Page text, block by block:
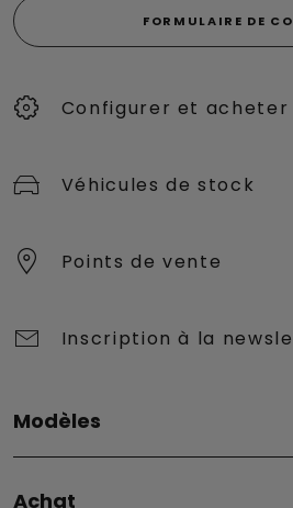
FORMULAIRE DE
Configurer et acheter
Véhicules de stock
Points de vente
Inscription à la
Modèles
Achat